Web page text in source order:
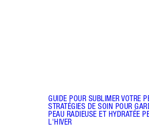
GUIDE POUR SUBLIMER VOTRE
STRATÉGIES DE SOIN POUR
PEAU RADIEUSE ET HYDRATÉE
L'HIVER